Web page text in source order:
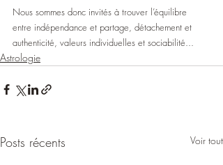
Nous sommes donc invités à trouver l’équilibre
entre indépendance et partage, détachement et
authenticité, valeurs individuelles et sociabilité...
Astrologie
Posts récents Voir tout